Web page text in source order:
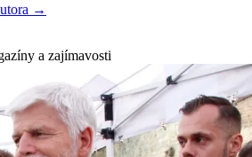
→
a zajímavosti